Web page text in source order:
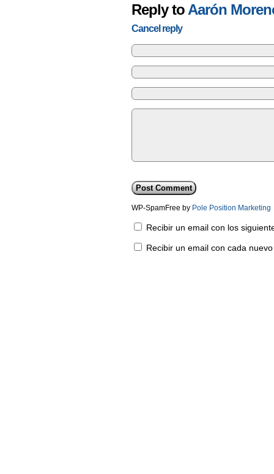
Reply to Aarón
Cancel reply
WP-SpamFree by Pole Position Marketing
Recibir un email con los
Recibir un email con cada